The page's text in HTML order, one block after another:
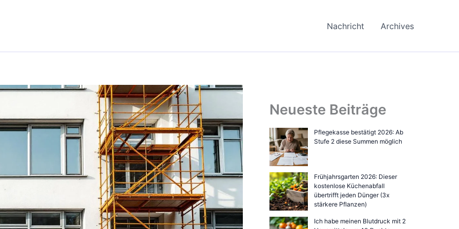
Nachricht Archives
Neueste Beiträge
Pflegekasse bestätigt 2026: Ab
Stufe 2 diese Summen möglich
Frühjahrsgarten 2026: Dieser
kostenlose Küchenabfall
übertrifft jeden Dünger (3x
stärkere Pflanzen)
Ich habe meinen Blutdruck mit 2